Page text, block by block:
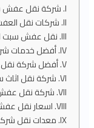
شركة نقل عفش
شركات نقل
نقل عفش سبت
أفضل خدمات
أفضل شركة
شركة نقل اثاث
شركة نقل عفش
اسعار نقل
معدات نقل